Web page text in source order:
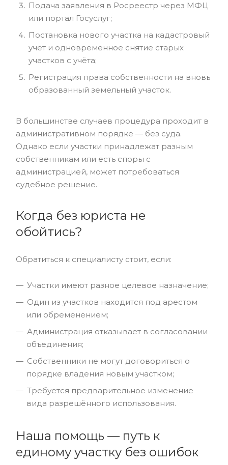
Подача заявления в Росреестр через МФЦ
или портал Госуслуг;
Постановка нового участка на кадастровый
учёт и одновременное снятие старых
участков с учёта;
Регистрация права собственности на вновь
образованный земельный участок.
В большинстве случаев процедура проходит в
административном порядке — без суда.
Однако если участки принадлежат разным
собственникам или есть споры с
администрацией, может потребоваться
судебное решение.
Когда без юриста не
обойтись?
Обратиться к специалисту стоит, если:
Участки имеют разное целевое назначение;
Один из участков находится под арестом
или обременением;
Администрация отказывает в согласовании
объединения;
Собственники не могут договориться о
порядке владения новым участком;
Требуется предварительное изменение
вида разрешённого использования.
Наша помощь — путь к
единому участку без ошибок